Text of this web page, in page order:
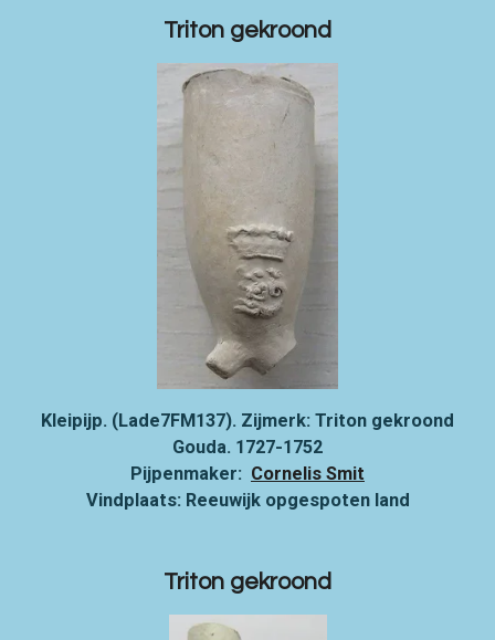
Triton gekroond
Kleipijp. (Lade7FM137). Zijmerk: Triton gekroond
Gouda. 1727-1752
Pijpenmaker: Cornelis Smit
Vindplaats: Reeuwijk opgespoten land
Triton gekroond